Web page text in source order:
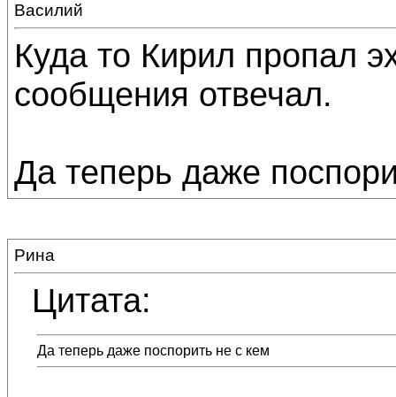
Василий
Куда то Кирил пропал
сообщения отвечал.
Да теперь даже
Рина
Цитата:
Да теперь даже поспорить не с кем